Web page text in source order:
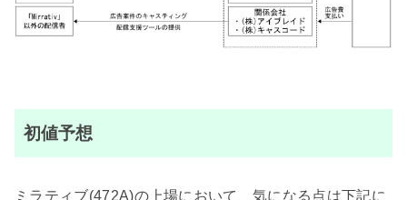
初値予想
ミラティブ(472A)の上場において、気になる点は下記に